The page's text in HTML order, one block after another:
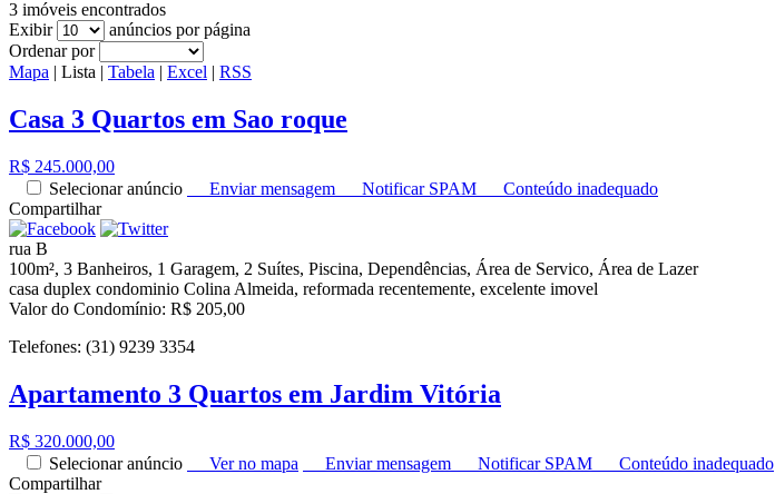
3 imóveis encontrados
Exibir
anúncios por página
Ordenar por
Mapa | Lista | Tabela | Excel | RSS
Casa 3 Quartos em Sao roque
R$ 245.000,00
Selecionar anúncio
Enviar mensagem Notificar SPAM
Conteúdo inadequado
Compartilhar
rua B
100m², 3 Banheiros, 1 Garagem, 2 Suítes, Piscina, Dependências, Área de Servico, Área de Lazer
casa duplex condominio Colina Almeida, reformada recentemente, excelente imovel
Valor do Condomínio: R$ 205,00
Telefones: (31) 9239 3354
Apartamento 3 Quartos em Jardim Vitória
R$ 320.000,00
Selecionar anúncio
Ver no mapa Enviar mensagem Notificar SPAM
Conteúdo inadequado
Compartilhar